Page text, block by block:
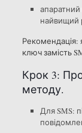
найвищий
Рекомендація:
ключ замість
Крок 3:
методу.
Для SMS: